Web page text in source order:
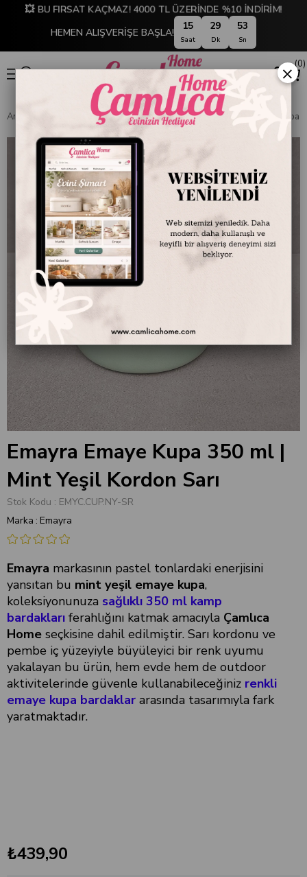
💥 BU FIRSAT KAÇMAZ! 4000 TL ÜZERİNDE %10 İNDİRİM!
HEMEN ALIŞVERİŞE BAŞLA! 15
Saat
29
Dk
52
Sn
0
Anasayfa EMAYE DÜNYASI Kupa ve Bardaklar Emayra Emaye Kupa
Emayra Emaye Kupa 350 ml |
Mint Yeşil Kordon Sarı
Stok Kodu
EMYC.CUP.NY-SR
Marka : Emayra
Emayra markasının pastel tonlardaki enerjisini
yansıtan bu mint yeşil emaye kupa,
koleksiyonunuza sağlıklı 350 ml kamp
bardakları ferahlığını katmak amacıyla Çamlıca
Home seçkisine dahil edilmiştir. Sarı kordonu ve
pembe iç yüzeyiyle büyüleyici bir renk uyumu
yakalayan bu ürün, hem evde hem de outdoor
aktivitelerinde güvenle kullanabileceğiniz renkli
emaye kupa bardaklar arasında tasarımıyla fark
yaratmaktadır.
₺439,90
×